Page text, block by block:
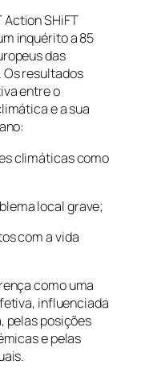
Action SHiFT
inquérito a 85
das
Os resultados
entre o
e a sua
climáticas como
local grave;
com a vida
como uma
influenciada
pelas posições
e pelas